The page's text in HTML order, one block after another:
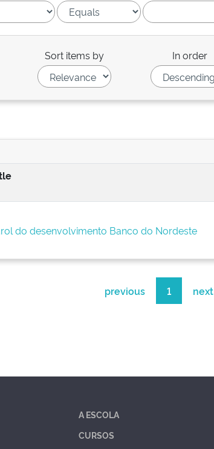
Sort items by In order
do desenvolvimento Banco do Nordeste
previous 1 next
A ESCOLA
CURSOS